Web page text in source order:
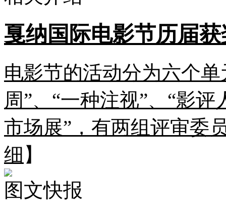
戛纳国际电影节历届
电影节的活动分为六个
周”、“一种注视”、“影
市场展”，有两组评审委
细 】
图文快报